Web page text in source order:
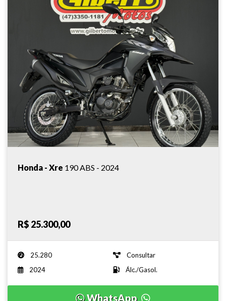
Honda - Xre 190 ABS - 2024
R$ 25.300,00
25.280
Consultar
2024
Álc./Gasol.
WhatsApp